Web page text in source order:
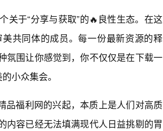
关于“分享与获取”的🔥良性生态。在这
共同体的成员。每一份最新资源的释
氛围让你感觉到，你不仅仅是在下载一
小众集会。
品福利网的兴起，本质上是人们对高质
内容已经无法填满现代人日益挑剔的胃